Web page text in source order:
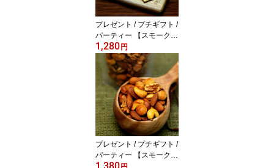
プレゼント / プチギフト /
パーティー 【スモークチ
ーズ ブラックペッパ
ー】【売れ筋】 燻製チー
ズ チーズの燻製 黒胡椒
1,280円
プレゼント / プチギフト /
パーティー 【スモークナ
ッツ】【売れ筋】/ ナッ
1,380